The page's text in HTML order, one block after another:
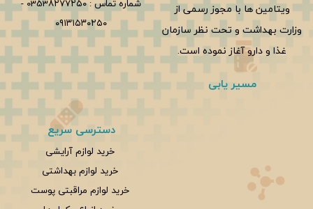
ویتامین ها با مجوز رسمی از
وزارت بهداشت و تحت نظر سازمان
غذا و دارو آغاز نموده است.
۰۹۱۳۱۵۳۰۲۵۰
مسیر یابی
دسترسی سریع
خرید لوازم آرایشی
خرید لوازم بهداشتی
خرید لوازم مراقبتی پوست